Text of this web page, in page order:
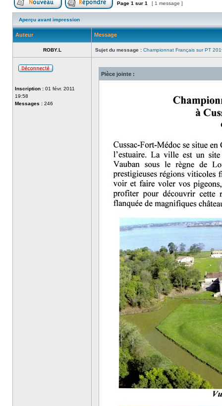
Publier un nouveau sujetRépondre au sujet
Page 1 sur 1 [ 1 message ]
Aperçu avant impression
Auteur Message
ROBY.L Sujet du message : Championnat Français sur PT
Inscription : 01 févr. 2011
19:58
Messages : 246
Pièce jointe :